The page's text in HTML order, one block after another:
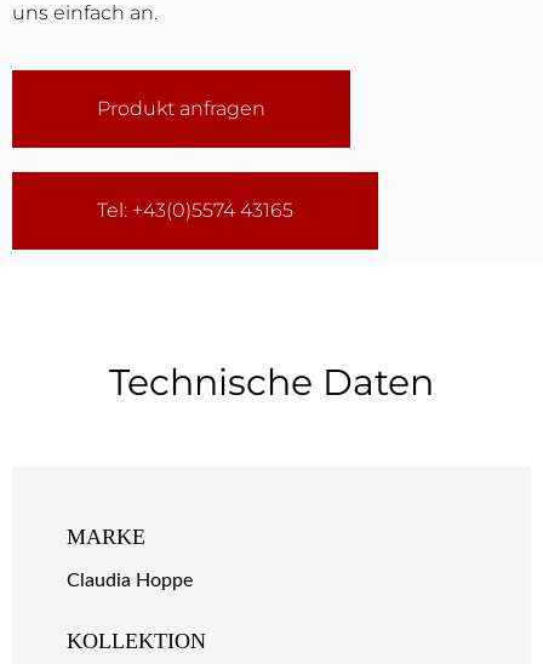
uns einfach an.
Produkt anfragen
Tel: +43(0)5574 43165
Technische Daten
MARKE
Claudia Hoppe
KOLLEKTION